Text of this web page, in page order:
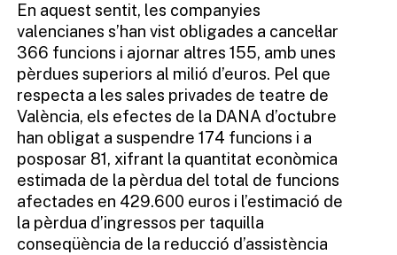
En aquest sentit, les companyies
valencianes s’han vist obligades a cancel·lar
366 funcions i ajornar altres 155, amb unes
pèrdues superiors al milió d’euros. Pel que
respecta a les sales privades de teatre de
València, els efectes de la DANA d’octubre
han obligat a suspendre 174 funcions i a
posposar 81, xifrant la quantitat econòmica
estimada de la pèrdua del total de funcions
afectades en 429.600 euros i l’estimació de
la pèrdua d’ingressos per taquilla
conseqüència de la reducció d’assistència